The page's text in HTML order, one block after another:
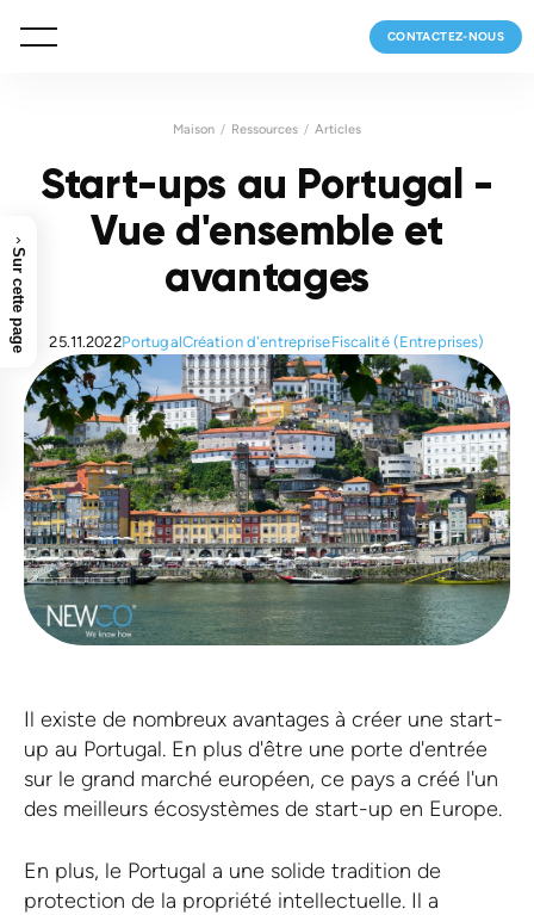
CONTACTEZ-NOUS
Maison Ressources Articles
Start-ups au Portugal -
Vue d'ensemble et
avantages
25.11.2022PortugalCréation d'entrepriseFiscalité (Entreprises)
Il existe de nombreux avantages à créer une start-
up au Portugal. En plus d'être une porte d'entrée
sur le grand marché européen, ce pays a créé l'un
des meilleurs écosystèmes de start-up en Europe.
En plus, le Portugal a une solide tradition de
protection de la propriété intellectuelle. Il a
›
Sur cette page